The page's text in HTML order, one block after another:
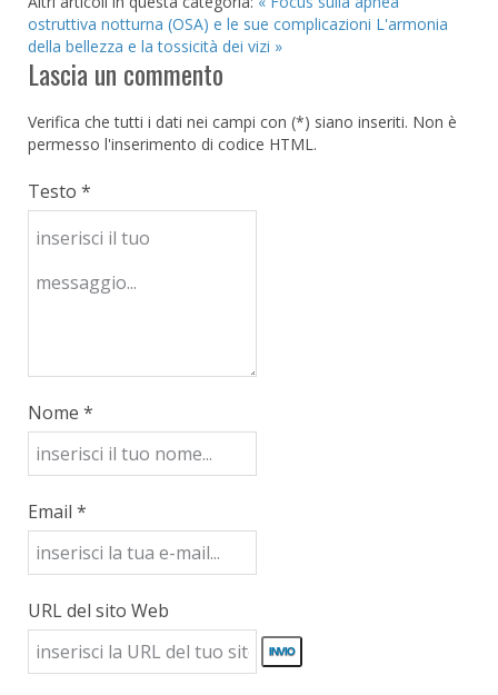
ostruttiva notturna (OSA) e le sue complicazioni L'armonia
della bellezza e la tossicità dei vizi »
Lascia un commento
Verifica che tutti i dati nei campi con (*) siano inseriti. Non è
permesso l'inserimento di codice HTML.
Testo *
Nome *
Email *
URL del sito Web